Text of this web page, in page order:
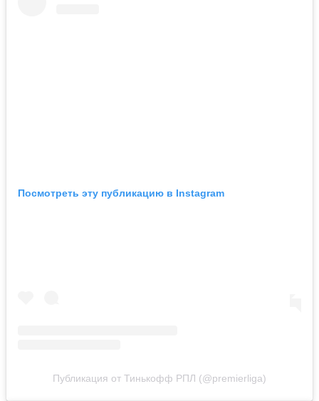
Посмотреть эту публикацию в Instagram
Публикация от Тинькофф РПЛ (@premierliga)